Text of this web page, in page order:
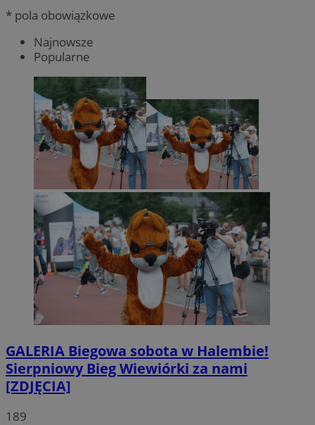
* pola obowiązkowe
Najnowsze
Popularne
GALERIA Biegowa sobota w Halembie!
Sierpniowy Bieg Wiewiórki za nami
[ZDJĘCIA]
189